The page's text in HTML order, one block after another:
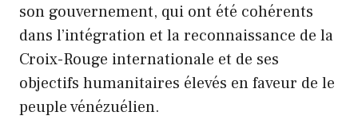
son gouvernement, qui ont été cohérents
dans l’intégration et la reconnaissance de la
Croix-Rouge internationale et de ses
objectifs humanitaires élevés en faveur de le
peuple vénézuélien.